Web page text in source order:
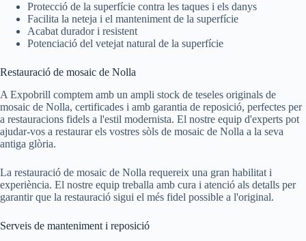
Protecció de la superfície contra les taques i els danys
Facilita la neteja i el manteniment de la superfície
Acabat durador i resistent
Potenciació del vetejat natural de la superfície
Restauració de mosaic de Nolla
A Expobrill comptem amb un ampli stock de teseles originals de
mosaic de Nolla, certificades i amb garantia de reposició, perfectes per
a restauracions fidels a l'estil modernista. El nostre equip d'experts pot
ajudar-vos a restaurar els vostres sòls de mosaic de Nolla a la seva
antiga glòria.
La restauració de mosaic de Nolla requereix una gran habilitat i
experiència. El nostre equip treballa amb cura i atenció als detalls per
garantir que la restauració sigui el més fidel possible a l'original.
Serveis de manteniment i reposició